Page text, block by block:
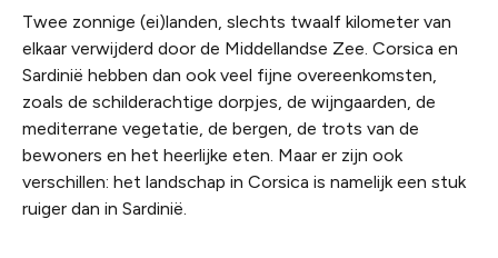
Twee zonnige (ei)landen, slechts twaalf kilometer van
elkaar verwijderd door de Middellandse Zee. Corsica en
Sardinië hebben dan ook veel fijne overeenkomsten,
zoals de schilderachtige dorpjes, de wijngaarden, de
mediterrane vegetatie, de bergen, de trots van de
bewoners en het heerlijke eten. Maar er zijn ook
verschillen: het landschap in Corsica is namelijk een stuk
ruiger dan in Sardinië.